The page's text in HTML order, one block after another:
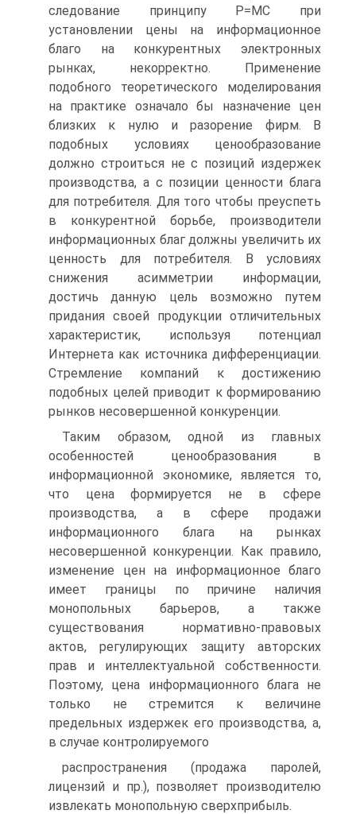
следование принципу P=MC при
установлении цены на информационное
благо на конкурентных электронных
рынках, некорректно. Применение
подобного теоретического моделирования
на практике означало бы назначение цен
близких к нулю и разорение фирм. В
подобных условиях ценообразование
должно строиться не с позиций издержек
производства, а с позиции ценности блага
для потребителя. Для того чтобы преуспеть
в конкурентной борьбе, производители
информационных благ должны увеличить их
ценность для потребителя. В условиях
снижения асимметрии информации,
достичь данную цель возможно путем
придания своей продукции отличительных
характеристик, используя потенциал
Интернета как источника дифференциации.
Стремление компаний к достижению
подобных целей приводит к формированию
рынков несовершенной конкуренции.
Таким образом, одной из главных
особенностей ценообразования в
информационной экономике, является то,
что цена формируется не в сфере
производства, а в сфере продажи
информационного блага на рынках
несовершенной конкуренции. Как правило,
изменение цен на информационное благо
имеет границы по причине наличия
монопольных барьеров, а также
существования нормативно-правовых
актов, регулирующих защиту авторских
прав и интеллектуальной собственности.
Поэтому, цена информационного блага не
только не стремится к величине
предельных издержек его производства, а,
в случае контролируемого
распространения (продажа паролей,
лицензий и пр.), позволяет производителю
извлекать монопольную сверхприбыль.